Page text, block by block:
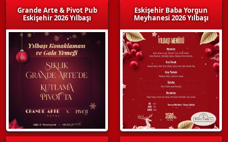
Grande Arte & Pivot Pub
Eskişehir 2026 Yılbaşı
Eskişehir Baba Yorgun
Meyhanesi 2026 Yılbaşı